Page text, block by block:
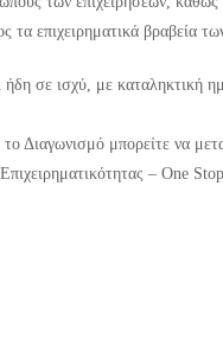
τα επιχειρηματικά βραβεία
σε ισχύ, με καταληκτική
Διαγωνισμό μπορείτε να
– One